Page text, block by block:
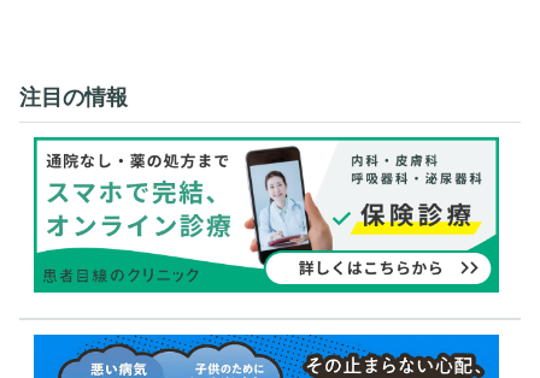
注目の情報